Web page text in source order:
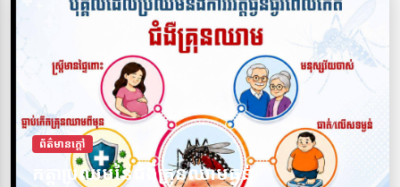
ព័ត៌មានក្តៅ
កត្តាប្រឈមនៃជំងឺគ្រុនឈាមធ្ងន់
ព័ត៌មានក្តៅ
ការពារខ្លួនអ្នកពីជំងឺគ្រុនឈាម សូមចូលរួមទប់
ស្កាត់ជំងឺគ្រុនឈាមទាំងអស់គ្នា!